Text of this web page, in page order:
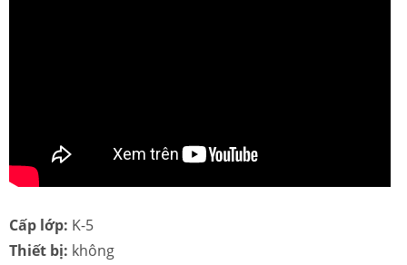
Cấp lớp: K-5
Thiết bị: không